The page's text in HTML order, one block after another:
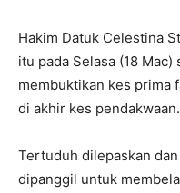
Hakim Datuk Celestina
itu pada Selasa (18
membuktikan kes prima
di akhir kes pendakwaan.
Tertuduh dilepaskan
dipanggil untuk